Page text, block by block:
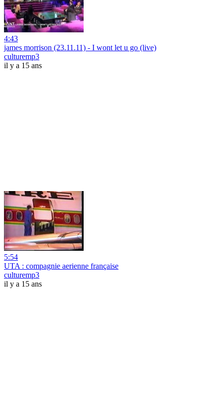
4:43
james morrison (23.11.11) - I wont let u go (live)
culturemp3
il y a 15 ans
5:54
UTA : compagnie aerienne française
culturemp3
il y a 15 ans